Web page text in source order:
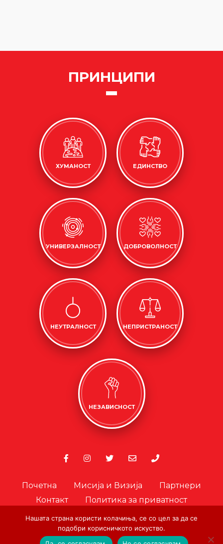
ПРИНЦИПИ
ХУМАНОСТ ЕДИНСТВО
УНИВЕРЗАЛНОСТ ДОБРОВОЛНОСТ
НЕУТРАЛНОСТ НЕПРИСТРАНОСТ
НЕЗАВИСНОСТ
Почетна Мисија и Визија
Партнери
Контакт
Политика за приватност
Офицер за лични податоци
Нашата страна користи колачиња, се со цел за да се
подобри корисничкото искуство.